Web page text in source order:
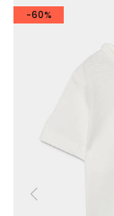
-60%